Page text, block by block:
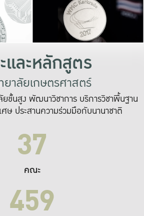
เปลี่ยนแปลง แล
เพื่อทำง
ระบบสารสนเทศ
ละหลักสูตร
ยาลัยเกษตรศาสตร์
ขั้นสูง พัฒนาวิชาการ บริการวิชาพื้นฐาน
ศษ ประสานความร่วมมือกับนานาชาติ
37
คณะ
459